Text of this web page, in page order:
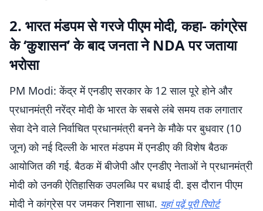
2. भारत मंडपम से गरजे पीएम मोदी, कहा- कांग्रेस
के ‘कुशासन’ के बाद जनता ने NDA पर जताया
भरोसा
PM Modi: केंद्र में एनडीए सरकार के 12 साल पूरे होने और
प्रधानमंत्री नरेंद्र मोदी के भारत के सबसे लंबे समय तक लगातार
सेवा देने वाले निर्वाचित प्रधानमंत्री बनने के मौके पर बुधवार (10
जून) को नई दिल्ली के भारत मंडपम में एनडीए की विशेष बैठक
आयोजित की गई. बैठक में बीजेपी और एनडीए नेताओं ने प्रधानमंत्री
मोदी को उनकी ऐतिहासिक उपलब्धि पर बधाई दी. इस दौरान पीएम
मोदी ने कांग्रेस पर जमकर निशाना साधा. यहां पढ़ें पूरी रिपोर्ट